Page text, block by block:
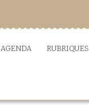
AGENDA RUBRIQUES